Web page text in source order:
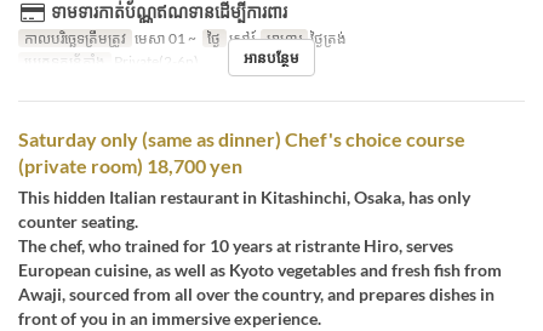
ទាមទារកាត់ប័ណ្ណឥណទានដើម្បីការពារ
កាលបរិច្ឆេទត្រឹមត្រូវ មេសា 01 ~ ថ្ងៃ សៅរ៍ អាហារ ថ្ងៃត្រង់
ប្រភេទកន្រ្ត័តាំង
Private(2-6p) អានបន្ថែម
Saturday only (same as dinner) Chef's choice course
(private room) 18,700 yen
This hidden Italian restaurant in Kitashinchi, Osaka, has only
counter seating.
The chef, who trained for 10 years at ristrante Hiro, serves
European cuisine, as well as Kyoto vegetables and fresh fish from
Awaji, sourced from all over the country, and prepares dishes in
front of you in an immersive experience.